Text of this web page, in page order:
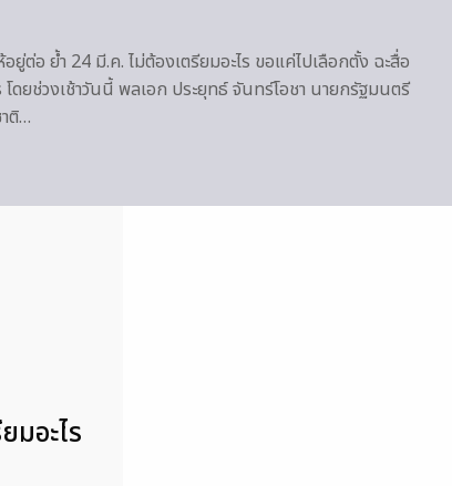
ยู่ต่อ ย้ำ 24 มี.ค. ไม่ต้องเตรียมอะไร ขอแค่ไปเลือกตั้ง ฉะสื่อ
โดยช่วงเช้าวันนี้ พลเอก ประยุทธ์ จันทร์โอชา นายกรัฐมนตรี
ติ…
มอะไร